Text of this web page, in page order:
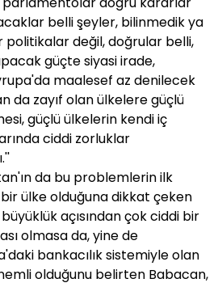
belli şeyler, bilinmedik ya
politikalar değil, doğrular belli,
güçte siyasi irade,
maalesef az denilecek
da zayıf olan ülkelere güçlü
güçlü ülkelerin kendi iç
ciddi zorluklar
da bu problemlerin ilk
ülke olduğuna dikkat çeken
açısından çok ciddi bir
olmasa da, yine de
bankacılık sistemiyle olan
olduğunu belirten Babacan,